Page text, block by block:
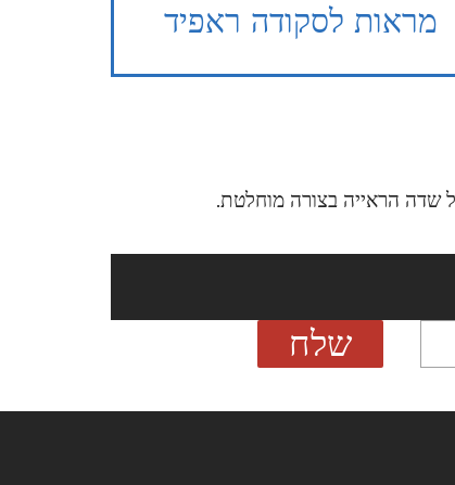
מראות לסקודה ראפיד
שדה הראייה בצורה מוחלטת.